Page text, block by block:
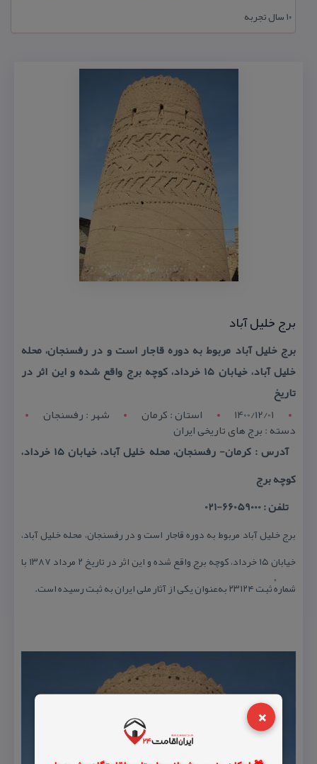
×
۱۰ سال تجربه
برج خلیل آباد
برج خلیل آباد مربوط به دوره قاجار است و در رفسنجان، محله
خلیل آباد، خیابان ۱۵ خرداد، كوچه برج واقع شده و این اثر در
تاریخ
1400/12/01
استان : کرمان شهر : رفسنجان
دسته : برج های تاریخی ایران
آدرس : كرمان- رفسنجان، محله خلیل آباد، خیابان ۱۵ خرداد،
كوچه برج
تلفن : 66059000-021
برج خلیل آباد مربوط به دوره قاجار است و در رفسنجان، محله خلیل آباد،
خیابان ۱۵ خرداد، كوچه برج واقع شده و این اثر در تاریخ ۲ مرداد ۱۳۸۷ با
شمارهٔ ثبت ۲۳۱۲۴ به‌عنوان یكی از آثار ملی ایران به ثبت رسیده است.